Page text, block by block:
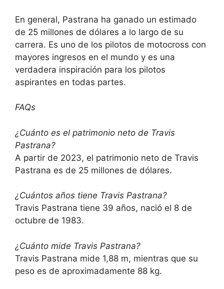
En general, Pastrana ha ganado un estimado
de 25 millones de dólares a lo largo de su
carrera. Es uno de los pilotos de motocross con
mayores ingresos en el mundo y es una
verdadera inspiración para los pilotos
aspirantes en todas partes.
FAQs
¿Cuánto es el patrimonio neto de Travis
Pastrana?
A partir de 2023, el patrimonio neto de Travis
Pastrana es de 25 millones de dólares.
¿Cuántos años tiene Travis Pastrana?
Travis Pastrana tiene 39 años, nació el 8 de
octubre de 1983.
¿Cuánto mide Travis Pastrana?
Travis Pastrana mide 1,88 m, mientras que su
peso es de aproximadamente 88 kg.